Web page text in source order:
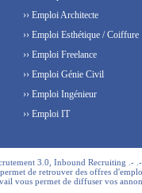
›› Emploi Architecte
›› Emploi Esthétique / Coiffure
›› Emploi Freelance
›› Emploi Génie Civil
›› Emploi Ingénieur
›› Emploi IT
3.0, Inbound Recruiting .-
de retrouver des offres
vous permet de diffuser vos